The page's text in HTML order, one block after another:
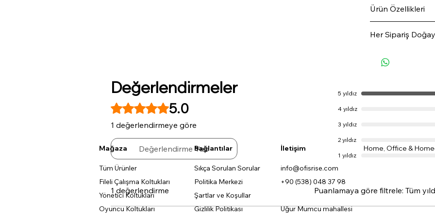
Ürün Özellikleri
ve nefes alabilir
rahatlık sağlar.
Tek Kollu
Tilt
konfor sunar.
Her Sipariş
ormanlarımıza
Değerlendirmeler
5 üzerinden 5 yıldız5.0
1 değerlendirmeye göre
Değerlendirme Yap
5 yıldız
4 yıldız
3 yıldız
2 yıldız
1 yıldız
1 değerlendirme Puanlamaya göre filtrele: Tüm
Mağaza
Tüm Ürünler
Fileli Çalışma Koltukları
Yönetici Koltukları
Oyuncu Koltukları
Bağlantılar
Sıkça Sorulan Sorular
Politika Merkezi
Şartlar ve Koşullar
Gizlilik Politikası
İletişim
info@ofisrise.com
+90 (538) 048 37 98
Uğur Mumcu mahallesi
Home, Office &